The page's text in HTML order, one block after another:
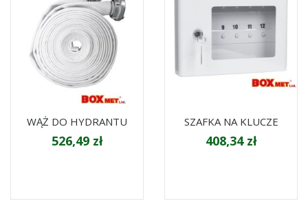
WĄŻ DO HYDRANTU
526,49 zł
SZAFKA NA KLUCZE
408,34 zł